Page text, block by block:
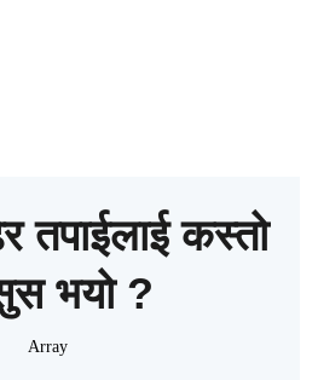
तपाईलाई कस्तो
भयो ?
Array